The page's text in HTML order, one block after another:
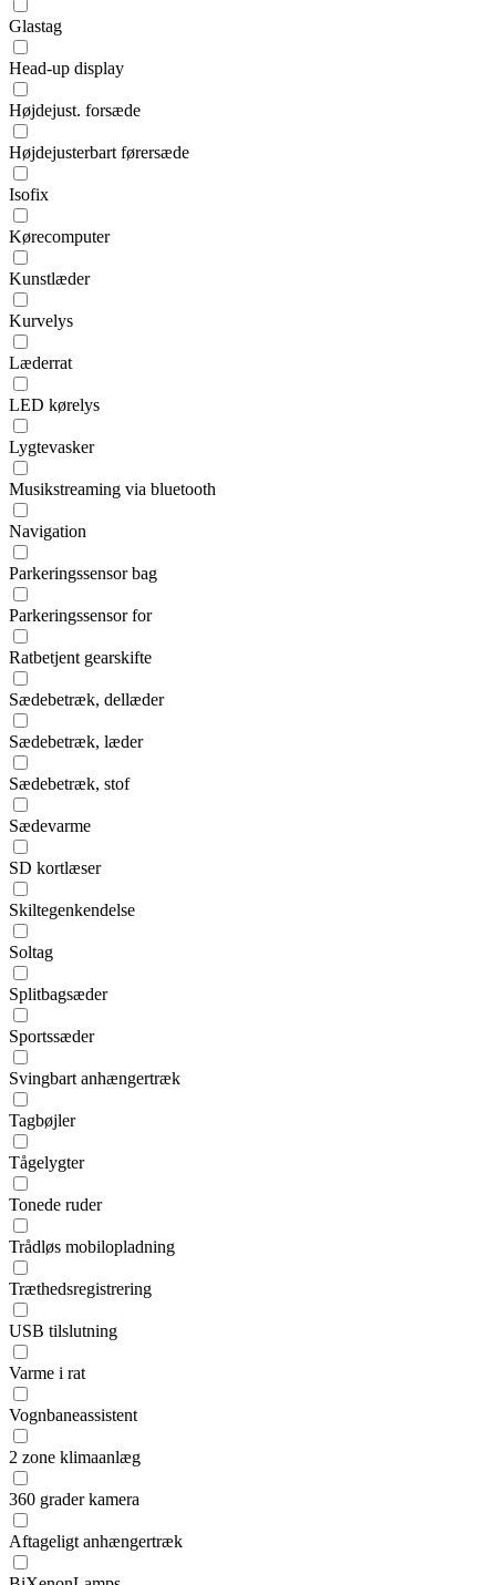
Glastag
Head-up display
Højdejust. forsæde
Højdejusterbart førersæde
Isofix
Kørecomputer
Kunstlæder
Kurvelys
Læderrat
LED kørelys
Lygtevasker
Musikstreaming via bluetooth
Navigation
Parkeringssensor bag
Parkeringssensor for
Ratbetjent gearskifte
Sædebetræk, dellæder
Sædebetræk, læder
Sædebetræk, stof
Sædevarme
SD kortlæser
Skiltegenkendelse
Soltag
Splitbagsæder
Sportssæder
Svingbart anhængertræk
Tagbøjler
Tågelygter
Tonede ruder
Trådløs mobilopladning
Træthedsregistrering
USB tilslutning
Varme i rat
Vognbaneassistent
2 zone klimaanlæg
360 grader kamera
Aftageligt anhængertræk